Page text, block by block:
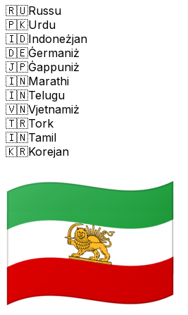
🇷🇺Russu
🇵🇰Urdu
🇮🇩Indoneżjan
🇩🇪Ġermaniż
🇯🇵Ġappuniż
🇮🇳Marathi
🇮🇳Telugu
🇻🇳Vjetnamiż
🇹🇷Tork
🇮🇳Tamil
🇰🇷Korejan